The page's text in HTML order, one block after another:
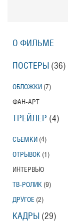
О ФИЛЬМЕ
ПОСТЕРЫ (36)
ОБЛОЖКИ (7)
ФАН-АРТ
ТРЕЙЛЕР (4)
СЪЕМКИ (4)
ОТРЫВОК (1)
ИНТЕРВЬЮ
ТВ-РОЛИК (9)
ДРУГОЕ (2)
КАДРЫ (29)